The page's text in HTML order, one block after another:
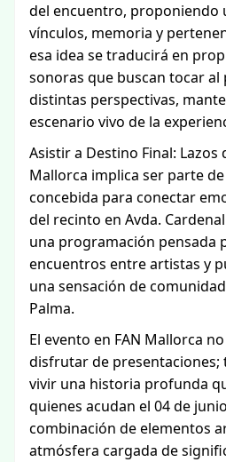
del encuentro, proponiendo
vínculos, memoria y
esa idea se traducirá en
sonoras que buscan tocar al
distintas perspectivas,
escenario vivo de la
Asistir a Destino Final: Lazos
Mallorca implica ser parte
concebida para conectar
del recinto en Avda.
una programación pensada
encuentros entre artistas y
una sensación de
Palma.
El evento en FAN Mallorca
disfrutar de
vivir una historia profunda
quienes acudan el 04 de
combinación de elementos
atmósfera cargada de